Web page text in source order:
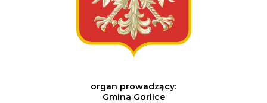
organ prowadzący:
Gmina Gorlice